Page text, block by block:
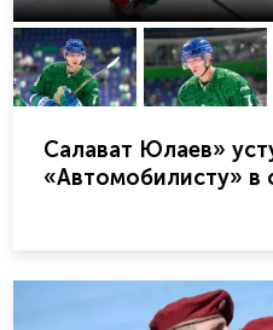
Салават Юлаев»
«Автомобилисту» в